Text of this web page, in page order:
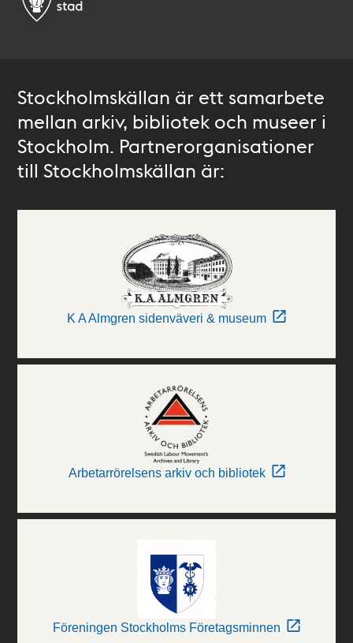
Stockholmskällan är ett samarbete
mellan arkiv, bibliotek och museer i
Stockholm. Partnerorganisationer
till Stockholmskällan är:
K A Almgren sidenväveri & museum
Arbetarrörelsens arkiv och bibliotek
Föreningen Stockholms Företagsminnen